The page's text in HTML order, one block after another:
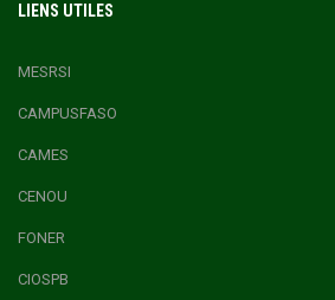
LIENS UTILES
MESRSI
CAMPUSFASO
CAMES
CENOU
FONER
CIOSPB